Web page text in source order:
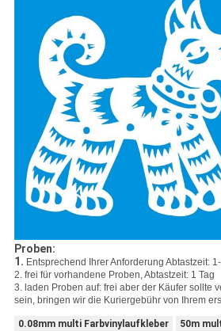
Proben:
1. Entsprechend Ihrer Anforderung Abtastzeit:
2. frei für vorhandene Proben, Abtastzeit: 1 Tag
3. laden Proben auf: frei aber der Käufer sollte
sein, bringen wir die Kuriergebühr von Ihrem
0.08mm multi Farbvinylaufkleber
50m